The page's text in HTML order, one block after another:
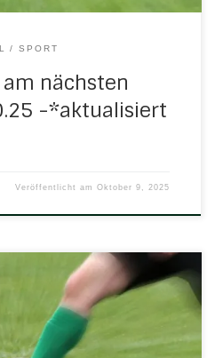
SPORT
am nächsten
-*aktualisiert
Veröffentlicht amOktober 9, 2025
einige Jugendspiele statt.
18.30 Uhr in NetraB-Jugend:
5:1 (2:1)Tore für H/N/U/N: